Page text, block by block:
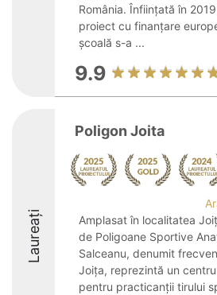
România. Înființată în
proiect cu finanțare
școală s-a ...
9.9
Laureați
Poligon Joita
Amplasat în localitatea
de Poligoane Sportive
Salceanu, denumit
Joița, reprezintă un
pentru practicanții tirului